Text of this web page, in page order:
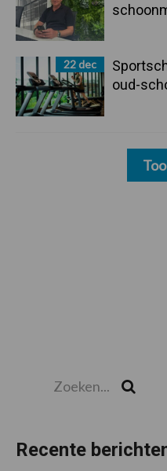
22 dec
oud-
Recente